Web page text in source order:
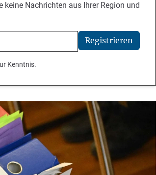
keine Nachrichten aus Ihrer Region und
Registrieren
Kenntnis.